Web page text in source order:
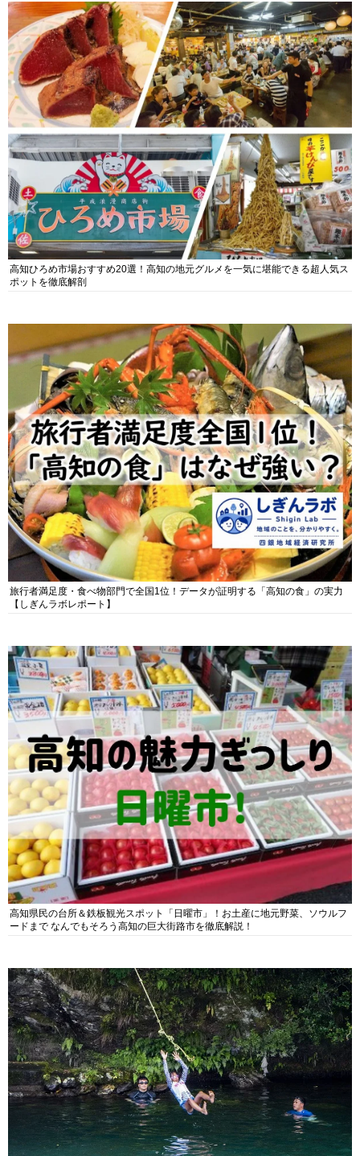
高知ひろめ市場おすすめ20選！高知の地元グルメを一気に堪能できる超人気ス
ポットを徹底解剖
旅行者満足度・食べ物部門で全国1位！データが証明する「高知の食」の実力
【しぎんラボレポート】
高知県民の台所＆鉄板観光スポット「日曜市」！お土産に地元野菜、ソウルフ
ードまで なんでもそろう高知の巨大街路市を徹底解説！